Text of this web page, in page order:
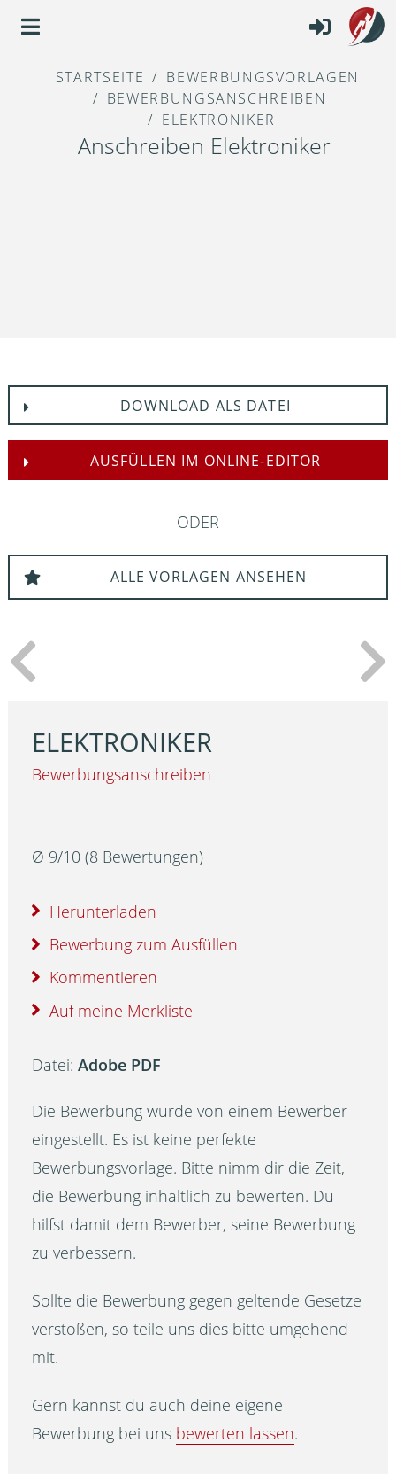
STARTSEITE
BEWERBUNGSVORLAGEN
BEWERBUNGSANSCHREIBEN
ELEKTRONIKER
Anschreiben Elektroniker
DOWNLOAD ALS DATEI
AUSFÜLLEN IM ONLINE-EDITOR
ODER
ALLE VORLAGEN ANSEHEN
ELEKTRONIKER
Bewerbungsanschreiben
Ø 9/10 (8 Bewertungen)
Herunterladen
Bewerbung zum Ausfüllen
Kommentieren
Auf meine Merkliste
Datei:Adobe PDF
Die Bewerbung wurde von einem Bewerber
eingestellt. Es ist keine perfekte
Bewerbungsvorlage. Bitte nimm dir die Zeit,
die Bewerbung inhaltlich zu bewerten. Du
hilfst damit dem Bewerber, seine Bewerbung
zu verbessern.
Sollte die Bewerbung gegen geltende Gesetze
verstoßen, so teile uns dies bitte umgehend
mit.
Gern kannst du auch deine eigene
Bewerbung bei uns bewerten lassen.